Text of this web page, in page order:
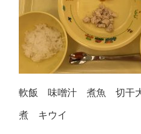
軟飯 味噌汁 煮魚 切干
煮 キウイ